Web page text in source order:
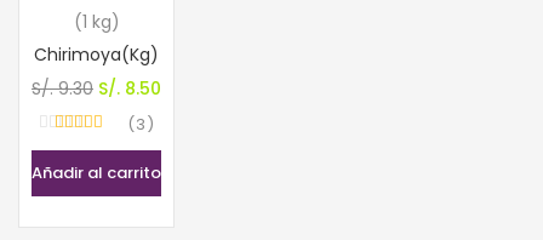
(1 kg)
Chirimoya(Kg)
S/.9.30 El
precio
original
era:
S/. 8.50
actual
es:
3
Añadir al carrito